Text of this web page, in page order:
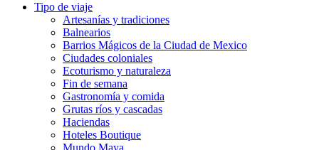
Tipo de viaje
Artesanías y tradiciones
Balnearios
Barrios Mágicos de la Ciudad de Mexico
Ciudades coloniales
Ecoturismo y naturaleza
Fin de semana
Gastronomía y comida
Grutas ríos y cascadas
Haciendas
Hoteles Boutique
Mundo Maya